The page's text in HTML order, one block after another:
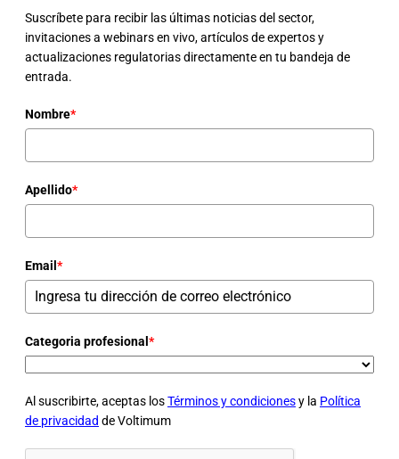
Suscríbete para recibir las últimas noticias del sector,
invitaciones a webinars en vivo, artículos de expertos y
actualizaciones regulatorias directamente en tu bandeja de
entrada.
Nombre*
Apellido*
Email *
Categoria profesional *
Al suscribirte, aceptas losTérminos y condicionesy la Política
de privacidad de Voltimum